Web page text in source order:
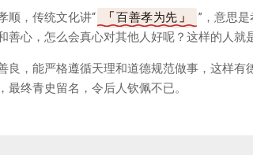
顺，传统文化讲“ 百善孝为先
”，意思
善心，怎么会真心对其他人好呢？这样的人就
良，能严格遵循天理和道德规范做事，这样
最终青史留名，令后人钦佩不已。